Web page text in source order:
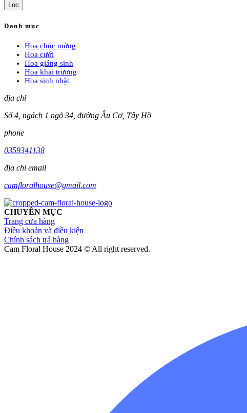
Lọc
Danh mục
Hoa chúc mừng
Hoa cưới
Hoa giáng sinh
Hoa khai trương
Hoa sinh nhật
địa chỉ
Số 4, ngách 1 ngõ 34, đường Âu Cơ, Tây Hồ
phone
0359341138
địa chỉ email
camfloralhouse@gmail.com
CHUYÊN MỤC
Trang cửa hàng
Điều khoản và điều kiện
Chính sách trả hàng
Cam Floral House 2024 © All right reserved.